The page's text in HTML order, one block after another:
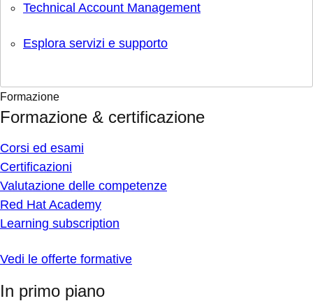
Technical Account Management
Esplora servizi e supporto
Formazione
Formazione & certificazione
Corsi ed esami
Certificazioni
Valutazione delle competenze
Red Hat Academy
Learning subscription
Vedi le offerte formative
In primo piano